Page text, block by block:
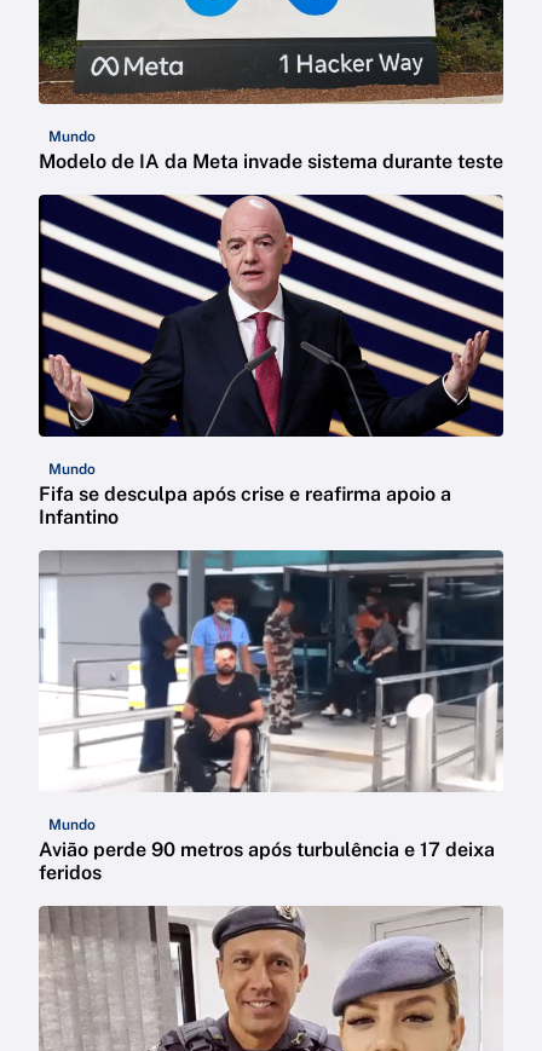
Mundo
Modelo de IA da Meta invade sistema durante teste
Mundo
Fifa se desculpa após crise e reafirma apoio a
Infantino
Mundo
Avião perde 90 metros após turbulência e 17 deixa
feridos